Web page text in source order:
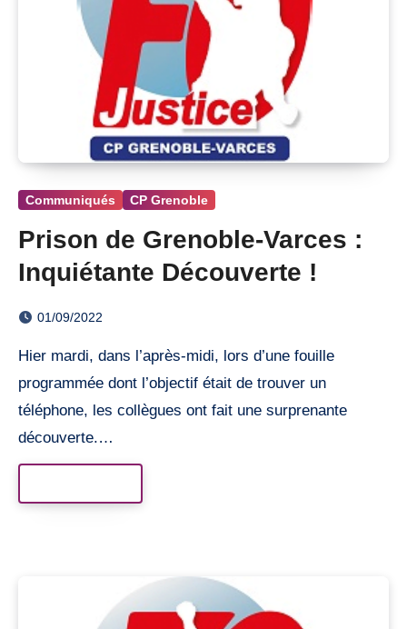
Communiqués CP Grenoble
Prison de Grenoble-Varces :
Inquiétante Découverte !
01/09/2022
Hier mardi, dans l’après-midi, lors d’une fouille
programmée dont l’objectif était de trouver un
téléphone, les collègues ont fait une surprenante
découverte.…